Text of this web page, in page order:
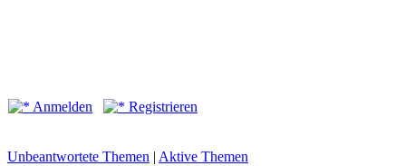
Anmelden
Registrieren
Unbeantwortete Themen | Aktive Themen